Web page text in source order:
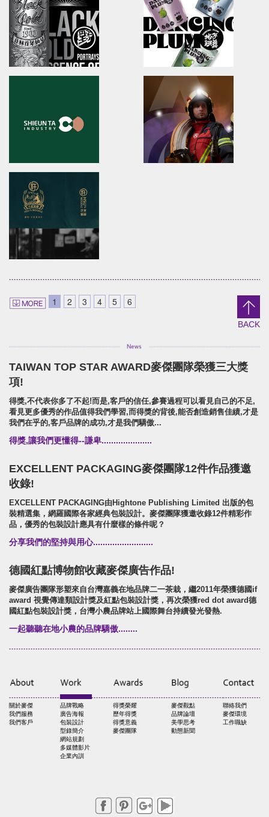
brand identity/logo design/packaging
ibiopen/品牌識別/包裝設計/行銷規範
LahQuest
哈囉地球/品牌形象識別/減碳包裝
舊振南/品牌識別規範手冊/品牌系統規劃
Anko
brand identity/logo design/
安口食品機械/品牌識別/包裝設計/
YUAN LIN FOOD
brand identity/logo
design/packaging/Digital Marketing
員林食品百年仙草/品牌形象識別/包裝設計/展覽
形象
Shieun_Ta
brand identity/logo design/packaging
上森實業/品牌識別/包裝設計/行銷規範
SUPER ARMOR
開廣集團/SUPER ARMOR/品牌
許家麵線/品牌形象識別/包裝設計/行銷策略
1 2 3 4 5 6
BACK
TAIWAN TOP STAR AWARD麥傑團隊榮獲三大獎
項!
得獎,不代表你多了不起!而是,客戶的信任,參賽過程可以看見自己的不足,
看見更多優秀的作品值得我們學習,而得獎的背後,能否創造銷售佳績,才是
我們在乎的,客戶品牌的成功,才是我們驕傲...
得獎,讓我們更懂得--謙卑.....................
EXCELLENT PACKAGING麥傑團隊12件作品獲邀
收錄!
EXCELLENT PACKAGING由Hightone Publishing Limited 出版的包
裝精選集，網羅國際各家經典包裝設計。麥傑團隊獲邀收錄12件精彩作
品，優秀的包裝設計應具有什麼樣的條件呢？
分享我們的堅持與用心.........................
德國紅點博物館收藏麥傑廣告作品!
麥傑廣告團隊形塑來自台灣嘉義在地品牌二一茶栽，繼2011年榮獲德國if
award 視覺傳達類設計獎及紅點包裝設計獎，再次榮獲red dot award德
國紅點包裝設計獎，台灣小農品牌站上國際舞台持續發光發熱.
一起聽聽在地小農的品牌驕傲........
關於麥傑
我們服務
我們客戶
品牌戰略
廣告海報
包裝設計
型錄簡介
網站規劃
多媒體影片
企業內訓
得獎榮耀
歷年得獎
得獎意義
麥傑團隊
麥傑觀點
品牌論壇
美學思考
動態新聞
聯絡我們
麥傑環境
工作職缺